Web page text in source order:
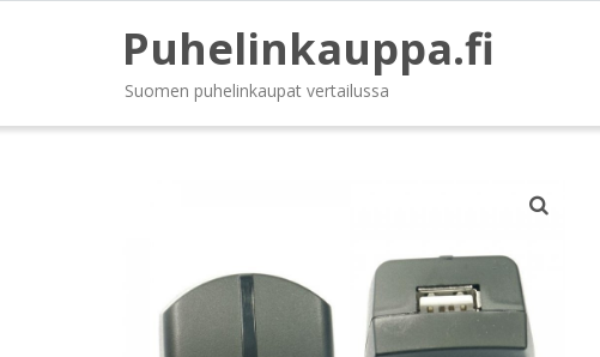
Puhelinkauppa.fi
Suomen puhelinkaupat vertailussa